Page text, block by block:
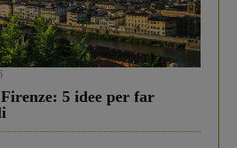
5 idee per far